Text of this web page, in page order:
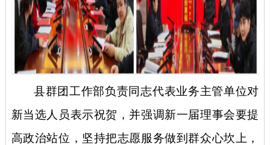
县群团工作部负责同志代表业务主管单位对
新当选人员表示祝贺，并强调新一届理事会要提
高政治站位，坚持把志愿服务做到群众心坎上，